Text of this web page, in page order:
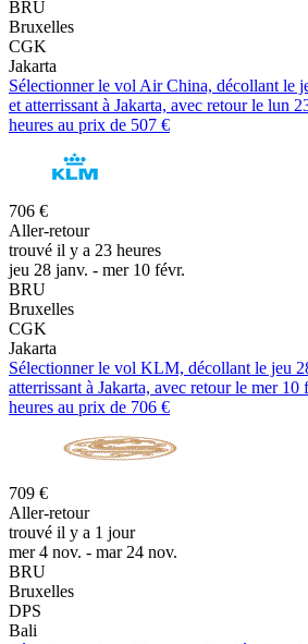
BRU
Bruxelles
CGK
Jakarta
Sélectionner le vol Air China, décollant le
et atterrissant à Jakarta, avec retour le lun
heures au prix de 507 €
706 €
Aller-retour
trouvé il y a 23 heures
jeu 28 janv. - mer 10 févr.
BRU
Bruxelles
CGK
Jakarta
Sélectionner le vol KLM, décollant le jeu
atterrissant à Jakarta, avec retour le mer
heures au prix de 706 €
709 €
Aller-retour
trouvé il y a 1 jour
mer 4 nov. - mar 24 nov.
BRU
Bruxelles
DPS
Bali